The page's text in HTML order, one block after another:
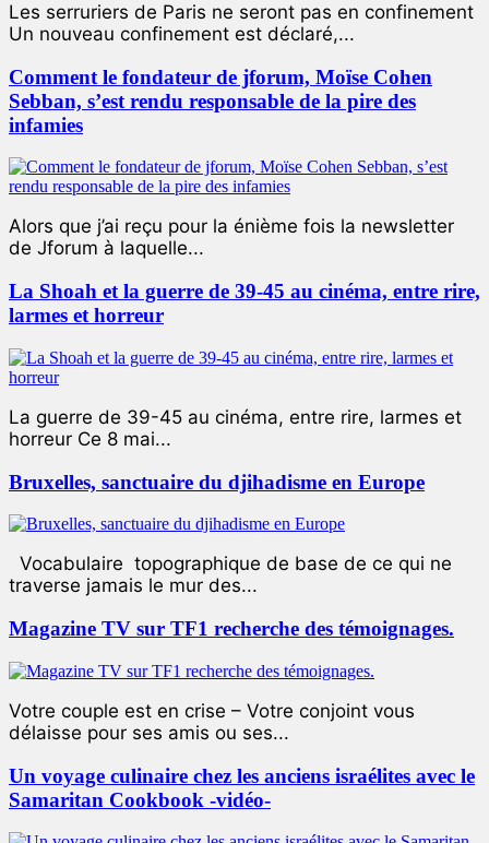
Les serruriers de Paris ne seront pas en confinement
Un nouveau confinement est déclaré,...
Comment le fondateur de jforum, Moïse Cohen
Sebban, s’est rendu responsable de la pire des
infamies
Alors que j’ai reçu pour la énième fois la newsletter
de Jforum à laquelle...
La Shoah et la guerre de 39-45 au cinéma, entre rire,
larmes et horreur
La guerre de 39-45 au cinéma, entre rire, larmes et
horreur Ce 8 mai...
Bruxelles, sanctuaire du djihadisme en Europe
Vocabulaire topographique de base de ce qui ne
traverse jamais le mur des...
Magazine TV sur TF1 recherche des témoignages.
Votre couple est en crise – Votre conjoint vous
délaisse pour ses amis ou ses...
Un voyage culinaire chez les anciens israélites avec le
Samaritan Cookbook -vidéo-